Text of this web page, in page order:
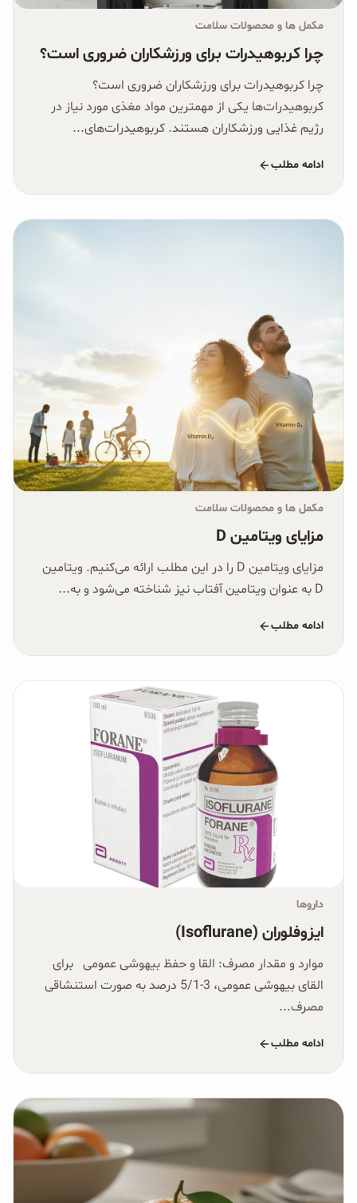
مکمل ها و محصولات سلامت
چرا کربوهیدرات برای ورزشکاران ضروری است؟
چرا کربوهیدرات برای ورزشکاران ضروری است؟
کربوهیدرات‌ها یکی از مهمترین مواد مغذی مورد نیاز در
رژیم غذایی ورزشکاران هستند. کربوهیدرات‌های...
ادامه مطلب
مکمل ها و محصولات سلامت
مزایای ویتامین D
مزایای ویتامین D را در این مطلب ارائه می‌کنیم. ویتامین
D به عنوان ویتامین آفتاب نیز شناخته می‌شود و به...
ادامه مطلب
داروها
ایزوفلوران (Isoflurane)
موارد و مقدار مصرف:‏ القا و حفظ بیهوشی عمومی برای
القای بیهوشی عمومی، 3-5/1 درصد به صورت استنشاقی
مصرف...
ادامه مطلب